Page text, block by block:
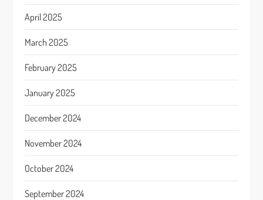
April 2025
March 2025
February 2025
January 2025
December 2024
November 2024
October 2024
September 2024